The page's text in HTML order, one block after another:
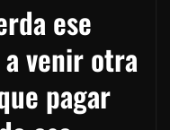
ese
venir otra
pagar